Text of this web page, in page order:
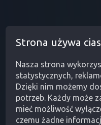
Strona używa
Nasza strona
statystycznych,
Dzięki nim możemy
potrzeb. Każdy może
mieć możliwość
czemu żadne